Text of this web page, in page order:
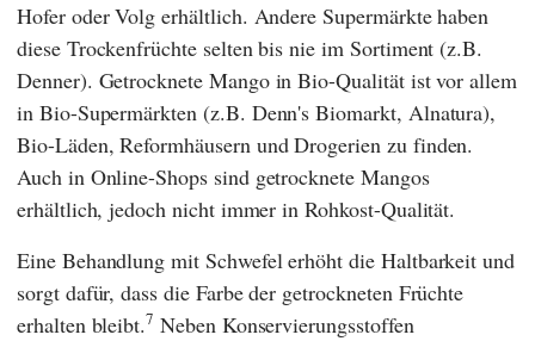
HoferoderVolgerhältlich. Andere Supermärkte haben
diese Trockenfrüchte selten bis nie im Sortiment (z.B.
Denner). Getrocknete Mango in Bio-Qualität ist vor allem
in Bio-Supermärkten (z.B. Denn's Biomarkt, Alnatura),
Bio-Läden, Reformhäusern und Drogerien zu finden.
Auch in Online-Shops sind getrocknete Mangos
erhältlich, jedoch nicht immer in Rohkost-Qualität.
Eine Behandlung mit Schwefel erhöht die Haltbarkeit und
sorgt dafür, dass die Farbe der getrockneten Früchte
erhalten bleibt.7 Neben Konservierungsstoffen